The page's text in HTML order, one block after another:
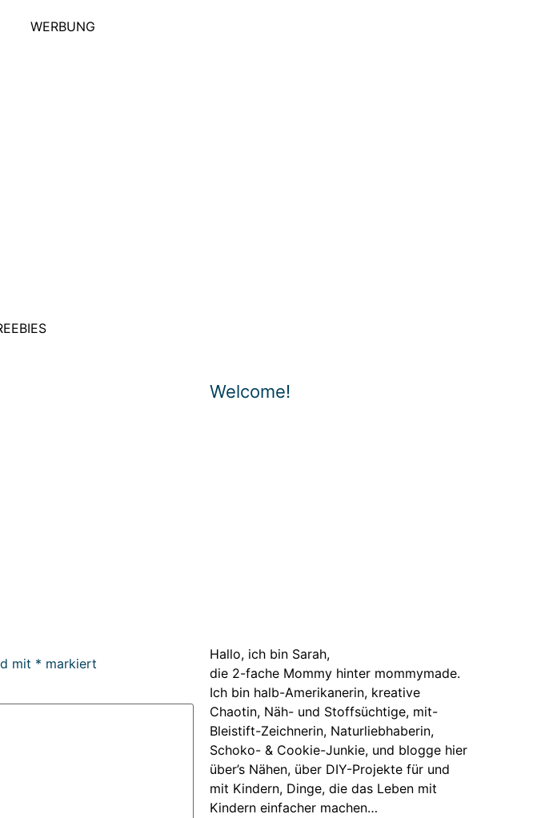
WERBUNG
Welcome!
Hallo, ich bin Sarah,
die 2-fache Mommy hinter mommymade.
Ich bin halb-Amerikanerin, kreative
Chaotin, Näh- und Stoffsüchtige, mit-
Bleistift-Zeichnerin, Naturliebhaberin,
Schoko- & Cookie-Junkie, und blogge hier
über’s Nähen, über DIY-Projekte für und
mit Kindern, Dinge, die das Leben mit
Kindern einfacher machen…
mit * markiert